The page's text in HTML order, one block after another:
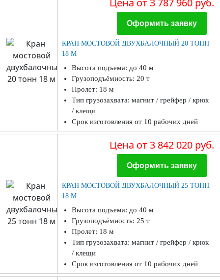
Оформить заявку
КРАН МОСТОВОЙ ДВУХБАЛОЧНЫЙ 20 ТОНН
18 М
Высота подъема: до 40 м
Грузоподъёмность: 20 т
Пролет: 18 м
Тип грузозахвата: магнит / грейфер / крюк
/ клещи
Срок изготовления от 10 рабочих дней
Цена от 3 842 020 руб.
Оформить заявку
КРАН МОСТОВОЙ ДВУХБАЛОЧНЫЙ 25 ТОНН
18 М
Высота подъема: до 40 м
Грузоподъёмность: 25 т
Пролет: 18 м
Тип грузозахвата: магнит / грейфер / крюк
/ клещи
Срок изготовления от 10 рабочих дней